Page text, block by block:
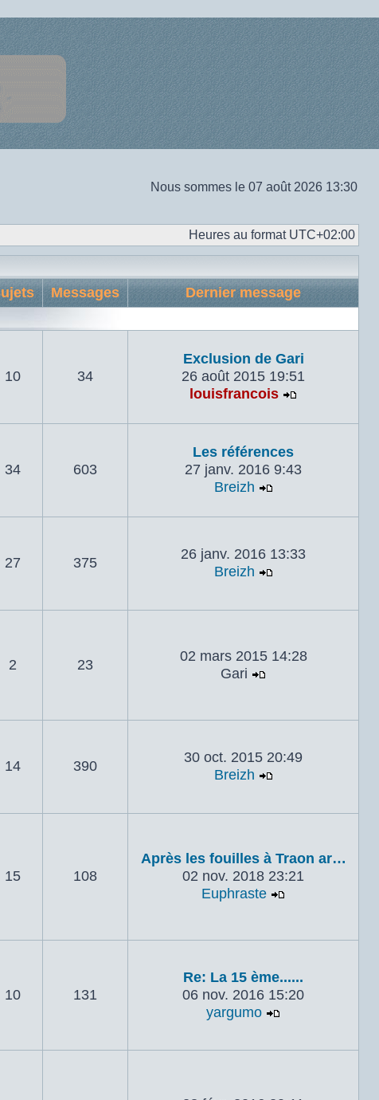
Nous sommes le 07 août 2026 13:30
Heures au format UTC+02:00
Messages
Dernier message
10 34
Exclusion de Gari
26 août 2015 19:51
louisfrancois
34 603
Les références
27 janv. 2016 9:43
Breizh
27 375
26 janv. 2016 13:33
Breizh
2 23
02 mars 2015 14:28
Gari
14 390
30 oct. 2015 20:49
Breizh
15 108
Après les fouilles à Traon ar…
02 nov. 2018 23:21
Euphraste
10 131
Re: La 15 ème......
06 nov. 2016 15:20
yargumo